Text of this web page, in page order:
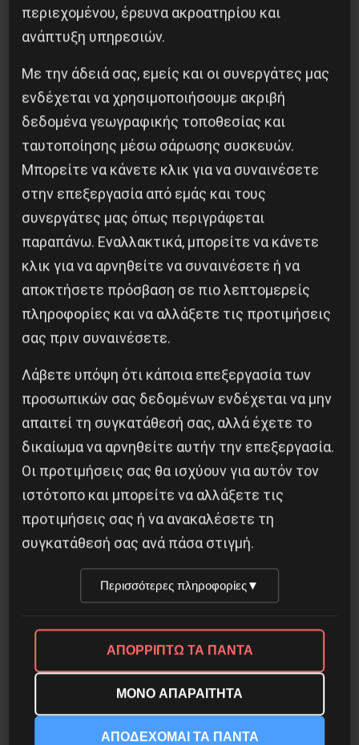
Οι μαχήτριες του Δημοκρατικού Στρατού
31 Ιουλίου 2026
H δολοφονία του Ιρανού επιστήμονα Μοχσέν
Φαχριζαντέ
29 Νοεμβρίου 2020
περιεχομένου, έρευνα ακροατηρίου και
ανάπτυξη υπηρεσιών.
Με την άδειά σας, εμείς και οι συνεργάτες μας
ενδέχεται να χρησιμοποιήσουμε ακριβή
δεδομένα γεωγραφικής τοποθεσίας και
ταυτοποίησης μέσω σάρωσης συσκευών.
Μπορείτε να κάνετε κλικ για να συναινέσετε
στην επεξεργασία από εμάς και τους
συνεργάτες μας όπως περιγράφεται
παραπάνω. Εναλλακτικά, μπορείτε να κάνετε
κλικ για να αρνηθείτε να συναινέσετε ή να
αποκτήσετε πρόσβαση σε πιο λεπτομερείς
πληροφορίες και να αλλάξετε τις προτιμήσεις
σας πριν συναινέσετε.
Λάβετε υπόψη ότι κάποια επεξεργασία των
προσωπικών σας δεδομένων ενδέχεται να μην
απαιτεί τη συγκατάθεσή σας, αλλά έχετε το
δικαίωμα να αρνηθείτε αυτήν την επεξεργασία.
Οι προτιμήσεις σας θα ισχύουν για αυτόν τον
ιστότοπο και μπορείτε να αλλάξετε τις
προτιμήσεις σας ή να ανακαλέσετε τη
συγκατάθεσή σας ανά πάσα στιγμή.
Περισσότερες πληροφορίες▼
ΑΠΟΡΡΙΠΤΩ ΤΑ ΠΑΝΤΑ
ΜΟΝΟ ΑΠΑΡΑΙΤΗΤΑ
ΑΠΟΔΕΧΟΜΑΙ ΤΑ ΠΑΝΤΑ